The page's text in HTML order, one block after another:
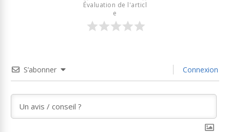
Évaluation de l'articl
e
S’abonner Connexion